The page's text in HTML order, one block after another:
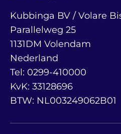
Kubbinga BV / Volare
Parallelweg 25
1131DM Volendam
Nederland
Tel: 0299-410000
KvK: 33128696
BTW: NL003249062B01